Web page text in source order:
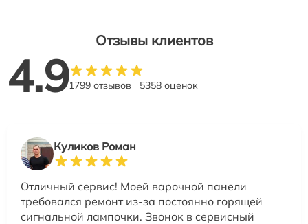
Отзывы клиентов
4.91799 отзывов 5358 оценок
Куликов Роман
Отличный сервис! Моей варочной панели
требовался ремонт из-за постоянно горящей
сигнальной лампочки. Звонок в сервисный